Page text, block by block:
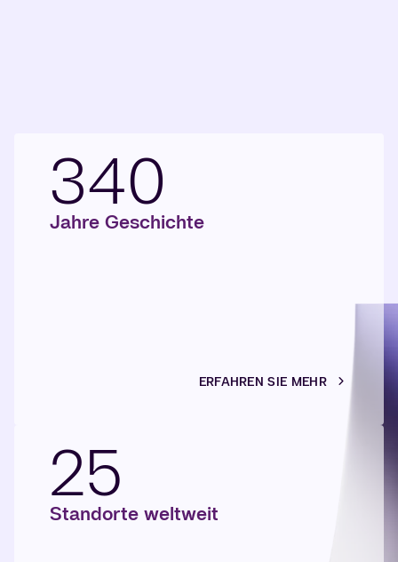
340
Jahre Geschichte
ERFAHREN SIE MEHR
25
Standorte weltweit